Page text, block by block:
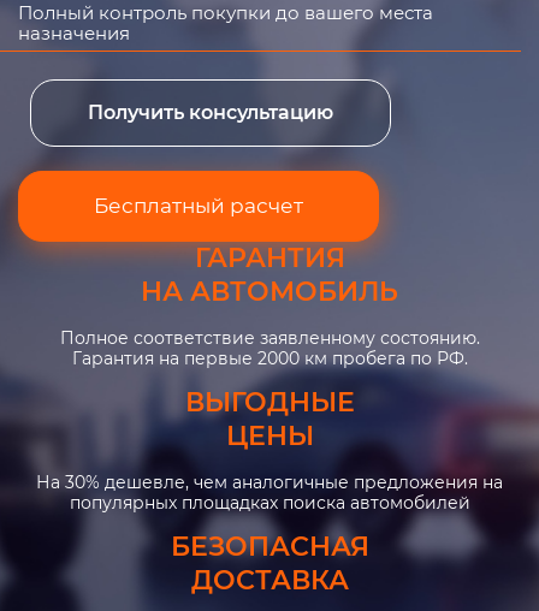
Полный контроль покупки до вашего места
назначения
Получить консультацию
Бесплатный расчет
ГАРАНТИЯ
НА АВТОМОБИЛЬ
Полное соответствие заявленному состоянию.
Гарантия на первые 2000 км пробега по РФ.
ВЫГОДНЫЕ
ЦЕНЫ
На 30% дешевле, чем аналогичные предложения на
популярных площадках поиска автомобилей
БЕЗОПАСНАЯ
ДОСТАВКА